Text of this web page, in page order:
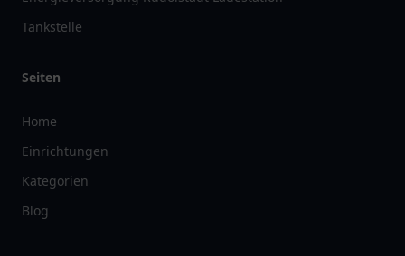
Tankstelle
Seiten
Home
Einrichtungen
Kategorien
Blog